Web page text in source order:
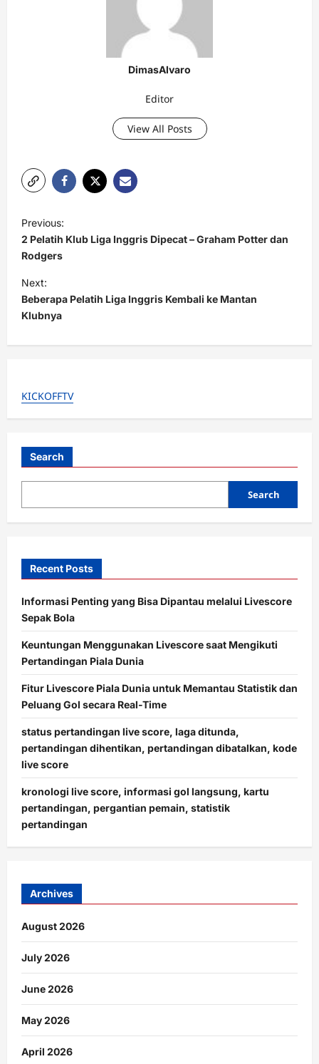
DimasAlvaro
Editor
View All Posts
o
s
t
n
a
v
g
o
Previous:
2 Pelatih Klub Liga Inggris Dipecat – Graham Potter dan
Rodgers
Next:
Beberapa Pelatih Liga Inggris Kembali ke Mantan
Klubnya
KICKOFFTV
Search
Search
Recent Posts
Informasi Penting yang Bisa Dipantau melalui Livescore
Sepak Bola
Keuntungan Menggunakan Livescore saat Mengikuti
Pertandingan Piala Dunia
Fitur Livescore Piala Dunia untuk Memantau Statistik dan
Peluang Gol secara Real-Time
status pertandingan live score, laga ditunda,
pertandingan dihentikan, pertandingan dibatalkan, kode
live score
kronologi live score, informasi gol langsung, kartu
pertandingan, pergantian pemain, statistik
pertandingan
Archives
August 2026
July 2026
June 2026
May 2026
April 2026